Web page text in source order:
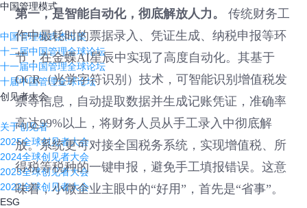
中国管理模式
中国管理模式杰出奖
十二届中国管理全球论坛
十一届中国管理全球论坛
十届中国管理全球论坛
创见者大会
关于创见者
2025全球创见者大会
2024全球创见者大会
2023全球创见者大会
2022全球创见者大会
ESG
第一，是智能自动化，彻底解放人力。
传统财务工
作中最耗时的票据录入、凭证生成、纳税申报等环
节，在金蝶AI星辰中实现了高度自动化。其基于
OCR（光学字符识别）技术，可智能识别增值税发
票等信息，自动提取数据并生成记账凭证，准确率
高达99%以上，将财务人员从手工录入中彻底解
放。系统更可对接全国税务系统，实现增值税、所
得税等税种的一键申报，避免手工填报错误。这意
味着，小微企业主眼中的“好用”，首先是“省事”。